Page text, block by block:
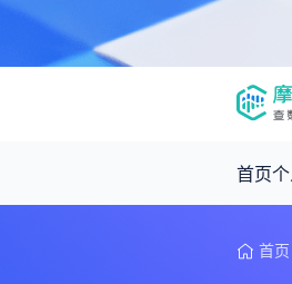
首页
咨询服
摩熵原
数据中
首页